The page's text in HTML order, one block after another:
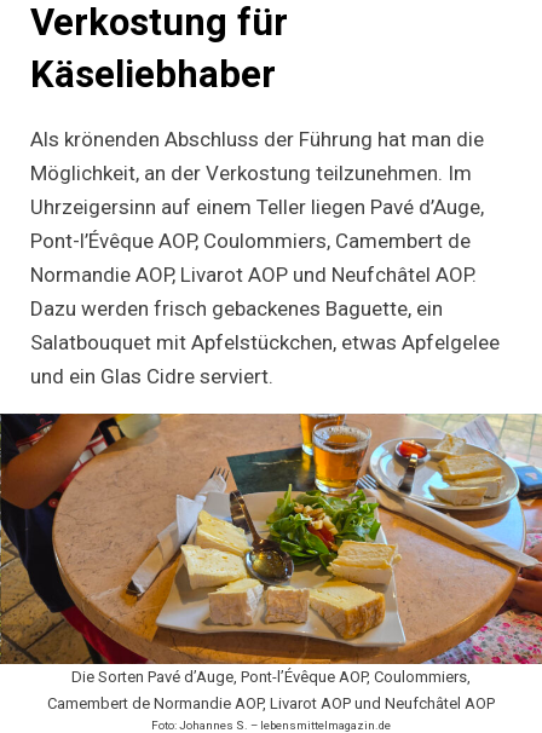
Verkostung für
Käseliebhaber
Als krönenden Abschluss der Führung hat man die
Möglichkeit, an der Verkostung teilzunehmen. Im
Uhrzeigersinn auf einem Teller liegen Pavé d’Auge,
Pont-l’Évêque AOP, Coulommiers, Camembert de
Normandie AOP, Livarot AOP und Neufchâtel AOP.
Dazu werden frisch gebackenes Baguette, ein
Salatbouquet mit Apfelstückchen, etwas Apfelgelee
und ein Glas Cidre serviert.
Die Sorten Pavé d’Auge, Pont-l’Évêque AOP, Coulommiers,
Camembert de Normandie AOP, Livarot AOP und Neufchâtel AOP
Foto: Johannes S. – lebensmittelmagazin.de